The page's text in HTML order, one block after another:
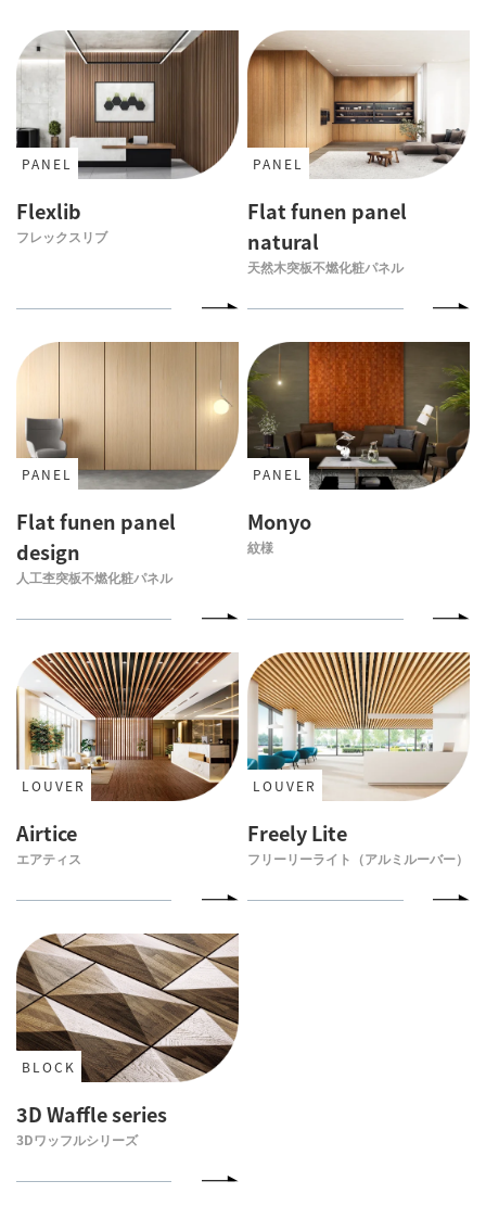
PANEL
Flexlib
フレックスリブ
PANEL
Flat funen panel
natural
天然木突板不燃化粧パネル
PANEL
Flat funen panel
design
人工杢突板不燃化粧パネル
PANEL
Monyo
紋様
LOUVER
Airtice
エアティス
LOUVER
Freely Lite
フリーリーライト（アルミルーバー）
BLOCK
3D Waffle series
3Dワッフルシリーズ